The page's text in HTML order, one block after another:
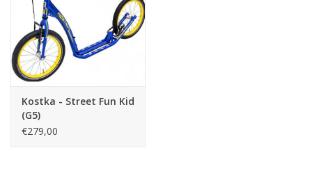
is deze footbike duurzamer en kunnen ook grotere kinderen de
footbike gebruiken.
De KostkaStreet Fun Kid G4
Kostka - Street Fun Kid
(G5)
€279,00